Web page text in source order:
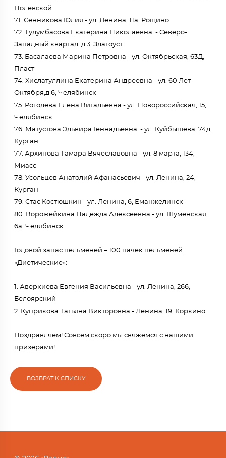
Полевской
71. Сенникова Юлия - ул. Ленина, 11а, Рощино
72. Тулумбасова Екатерина Николаевна - Северо-
Западный квартал, д.3, Златоуст
73. Басалаева Марина Петровна - ул. Октябрьская, 63Д,
Пласт
74. Хислатуллина Екатерина Андреевна - ул. 60 Лет
Октября,д 6, Челябинск
75. Роголева Елена Витальевна - ул. Новороссийская, 15,
Челябинск
76. Матустова Эльвира Геннадьевна - ул. Куйбышева, 74д,
Курган
77. Архипова Тамара Вячеславовна - ул. 8 марта, 134,
Миасс
78. Усольцев Анатолий Афанасьевич - ул. Ленина, 24,
Курган
79. Стас Костюшкин - ул. Ленина, 6, Еманжелинск
80. Ворожейкина Надежда Алексеевна - ул. Шуменская,
6а, Челябинск
Годовой запас пельменей – 100 пачек пельменей
«Диетические»:
1. Аверкиева Евгения Васильевна - ул. Ленина, 266,
Белоярский
2. Куприкова Татьяна Викторовна - Ленина, 19, Коркино
Поздравляем! Совсем скоро мы свяжемся с нашими
призёрами!
ВОЗВРАТ К СПИСКУ